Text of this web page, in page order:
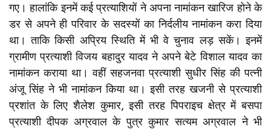
गए। हालांकि इनमें कई प्रत्याशियों ने अपना नामांकन खारिज होने के
डर से अपने ही परिवार के सदस्यों का निर्दलीय नामांकन करा दिया
था। ताकि किसी अप्रिय स्थिति में भी वे चुनाव लड़ सकें। इनमें
ग्रामीण प्रत्याशी विजय बहादुर यादव ने अपने बेटे विशाल यादव का
नामांकन कराया था। वहीं सहजनवा प्रत्याशी सुधीर सिंह की पत्नी
अंजू सिंह ने भी नामांकन किया था। इसी तरह खजनी से प्रत्याशी
प्रशांत के लिए शैलेश कुमार, इसी तरह पिपराइच क्षेत्र में बसपा
प्रत्याशी दीपक अग्रवाल के पुत्र कुमार सत्यम अग्रवाल ने भी